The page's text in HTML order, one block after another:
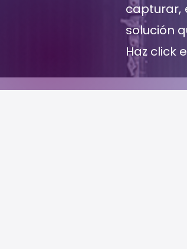
capturar,
solución
Haz click